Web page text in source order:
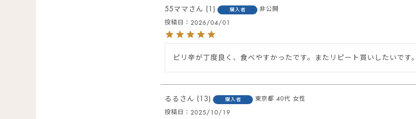
55ママ 1 購入者 非公開
投稿日 2026/04/01
ピリ辛が丁度良く、食べやすかったです。またリピート買いしたいです。
るる 13 購入者 東京都 40代 女性
投稿日 2025/10/19